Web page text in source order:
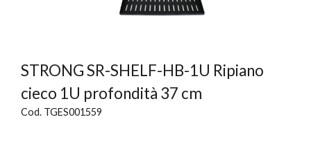
STRONG SR-SHELF-HB-1U Ripiano
cieco 1U profondità 37 cm
Cod. TGES001559